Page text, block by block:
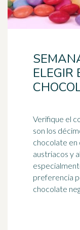
ELEGIR
Verifique el
son los
chocolate en
austriacos y
preferencia
chocolate